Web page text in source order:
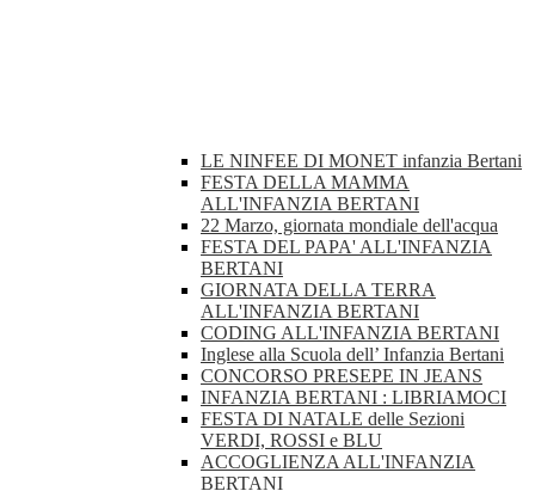
LE NINFEE DI MONET infanzia Bertani
FESTA DELLA MAMMA
ALL'INFANZIA BERTANI
22 Marzo, giornata mondiale dell'acqua
FESTA DEL PAPA' ALL'INFANZIA
BERTANI
GIORNATA DELLA TERRA
ALL'INFANZIA BERTANI
CODING ALL'INFANZIA BERTANI
Inglese alla Scuola dell’ Infanzia Bertani
CONCORSO PRESEPE IN JEANS
INFANZIA BERTANI : LIBRIAMOCI
FESTA DI NATALE delle Sezioni
VERDI, ROSSI e BLU
ACCOGLIENZA ALL'INFANZIA
BERTANI